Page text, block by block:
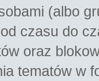
(albo
czasu do
oraz
tematów w